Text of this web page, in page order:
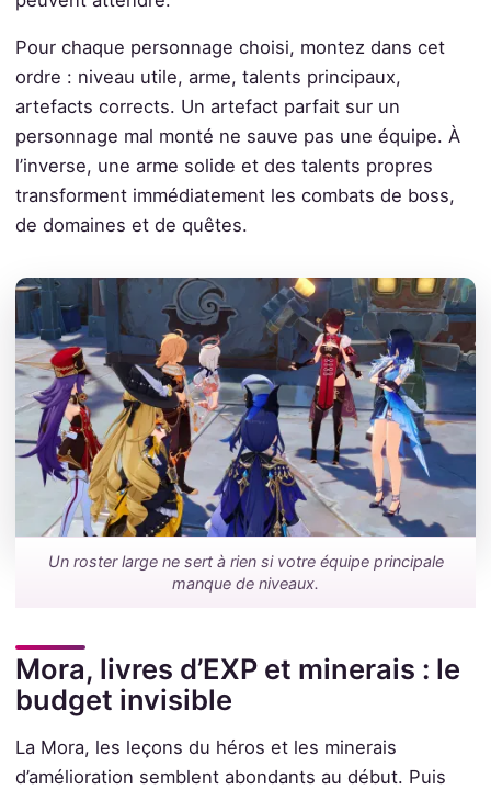
Pour chaque personnage choisi, montez dans cet
ordre : niveau utile, arme, talents principaux,
artefacts corrects. Un artefact parfait sur un
personnage mal monté ne sauve pas une équipe. À
l’inverse, une arme solide et des talents propres
transforment immédiatement les combats de boss,
de domaines et de quêtes.
Un roster large ne sert à rien si votre équipe principale
manque de niveaux.
Mora, livres d’EXP et minerais : le
budget invisible
La Mora, les leçons du héros et les minerais
d’amélioration semblent abondants au début. Puis